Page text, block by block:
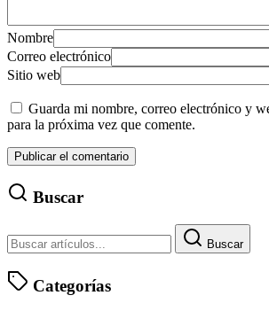
Nombre
Correo electrónico
Sitio web
Guarda mi nombre, correo electrónico y
para la próxima vez que comente.
Buscar
Buscar
Categorías